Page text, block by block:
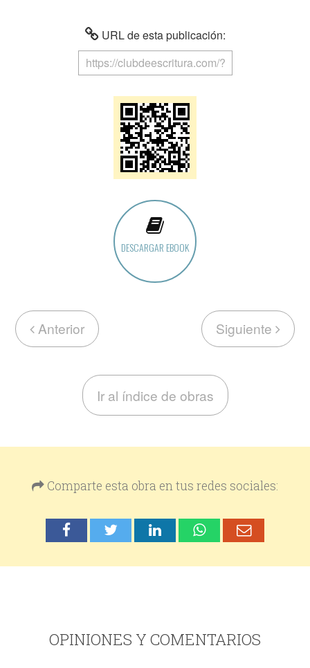
URL de esta publicación:
DESCARGAR EBOOK
Anterior Siguiente
Ir al índice de obras
Comparte esta obra en tus redes sociales:
OPINIONES Y COMENTARIOS